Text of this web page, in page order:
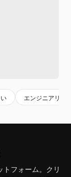
エンジニアリン
フォーム。クリ